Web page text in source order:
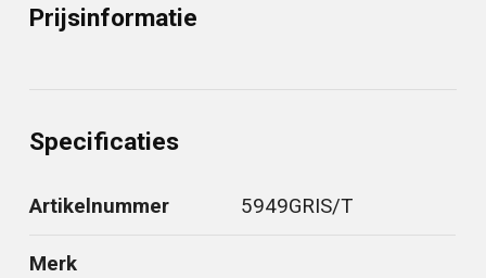
Prijsinformatie
Specificaties
Artikelnummer 5949GRIS/T
Merk